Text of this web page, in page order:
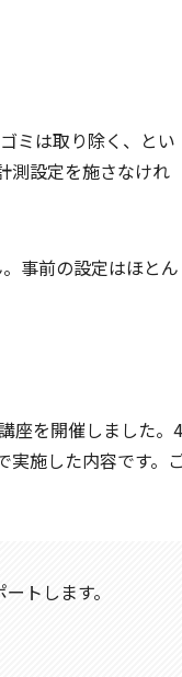
ミは取り除く、とい
測設定を施さなけれ
事前の設定はほとん
座を開催しました。4
実施した内容です。
トします。